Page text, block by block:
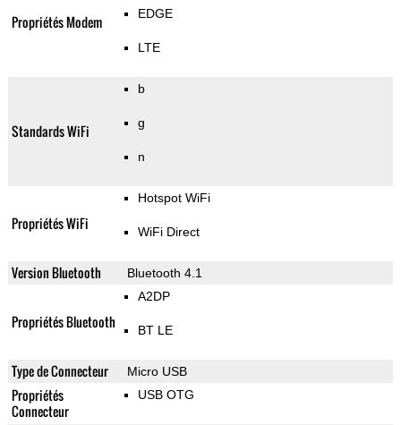
Propriétés Modem EDGE
LTE
Standards WiFi
b
g
n
Propriétés WiFi
Hotspot WiFi
WiFi Direct
Version Bluetooth Bluetooth 4.1
Propriétés Bluetooth
A2DP
BT LE
Type de Connecteur Micro USB
Propriétés
Connecteur
USB OTG